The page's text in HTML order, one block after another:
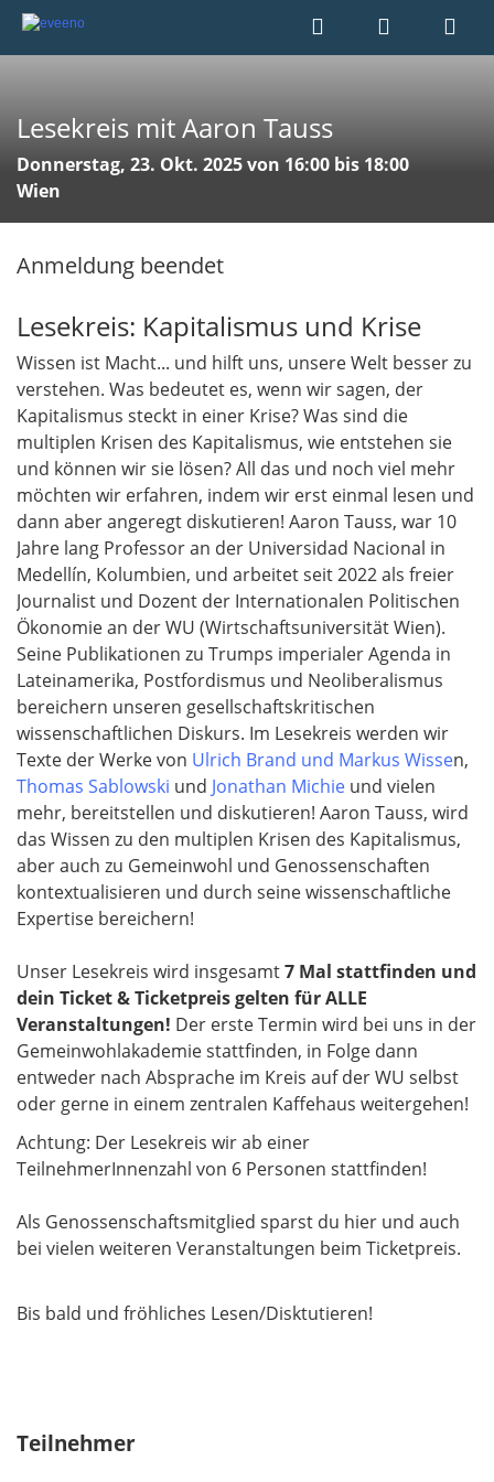
Lesekreis mit Aaron Tauss
Donnerstag, 23. Okt. 2025 von 16:00 bis 18:00
Wien
Anmeldung beendet
Lesekreis: Kapitalismus und Krise
Wissen ist Macht... und hilft uns, unsere Welt besser zu
verstehen. Was bedeutet es, wenn wir sagen, der
Kapitalismus steckt in einer Krise? Was sind die
multiplen Krisen des Kapitalismus, wie entstehen sie
und können wir sie lösen? All das und noch viel mehr
möchten wir erfahren, indem wir erst einmal lesen und
dann aber angeregt diskutieren! Aaron Tauss, war 10
Jahre lang Professor an der Universidad Nacional in
Medellín, Kolumbien, und arbeitet seit 2022 als freier
Journalist und Dozent der Internationalen Politischen
Ökonomie an der WU (Wirtschaftsuniversität Wien).
Seine Publikationen zu Trumps imperialer Agenda in
Lateinamerika, Postfordismus und Neoliberalismus
bereichern unseren gesellschaftskritischen
wissenschaftlichen Diskurs. Im Lesekreis werden wir
Texte der Werke von Ulrich Brand und Markus Wissen,
Thomas Sablowski und Jonathan Michie und vielen
mehr, bereitstellen und diskutieren! Aaron Tauss, wird
das Wissen zu den multiplen Krisen des Kapitalismus,
aber auch zu Gemeinwohl und Genossenschaften
kontextualisieren und durch seine wissenschaftliche
Expertise bereichern!
Unser Lesekreis wird insgesamt7 Mal stattfinden und
dein Ticket & Ticketpreis gelten für ALLE
Veranstaltungen! Der erste Termin wird bei uns in der
Gemeinwohlakademie stattfinden, in Folge dann
entweder nach Absprache im Kreis auf der WU selbst
oder gerne in einem zentralen Kaffehaus weitergehen!
Achtung: Der Lesekreis wir ab einer
TeilnehmerInnenzahl von 6 Personen stattfinden!
Als Genossenschaftsmitglied sparst du hier und auch
bei vielen weiteren Veranstaltungen beim Ticketpreis.
Bis bald und fröhliches Lesen/Disktutieren!
Teilnehmer